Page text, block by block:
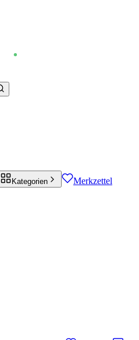
Kategorien Merkzettel